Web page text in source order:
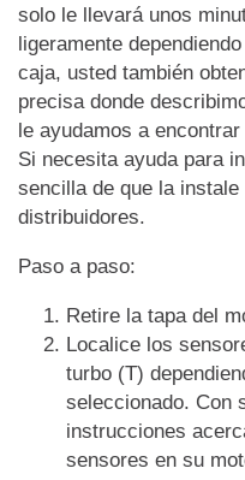
solo le llevará unos
ligeramente
caja, usted también
precisa donde
le ayudamos a
Si necesita ayuda para
sencilla de que la instale
distribuidores.
Paso a paso:
Retire la tapa del
Localice los
turbo (T)
seleccionado. Con
instrucciones
sensores en su